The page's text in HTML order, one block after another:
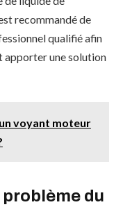
recommandé de
qualifié afin
apporter une solution
voyant moteur
du